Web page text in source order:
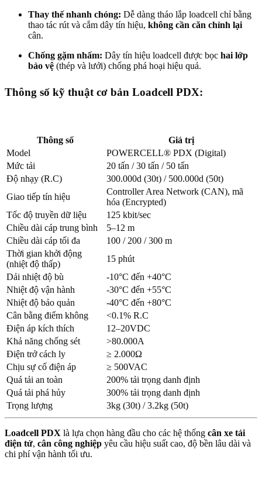
Thay thế nhanh chóng: Dễ dàng tháo lắp loadcell chỉ bằng
thao tác rút và cắm dây tín hiệu, không cần căn chỉnh lại
cân.
Chống gặm nhấm: Dây tín hiệu loadcell được bọc hai lớp
bảo vệ (thép và lưới) chống phá hoại hiệu quả.
Thông số kỹ thuật cơ bản Loadcell PDX:
Thông số
Giá trị
Model
POWERCELL® PDX (Digital)
Mức tải
20 tấn / 30 tấn / 50 tấn
Độ nhạy (R.C)
300.000d (30t) / 500.000d (50t)
Giao tiếp tín hiệu
Controller Area Network (CAN), mã
hóa (Encrypted)
Tốc độ truyền dữ liệu
125 kbit/sec
Chiều dài cáp trung bình
5–12 m
Chiều dài cáp tối đa
100 / 200 / 300 m
Thời gian khởi động
(nhiệt độ thấp)
15 phút
Dải nhiệt độ bù
-10°C đến +40°C
Nhiệt độ vận hành
-30°C đến +55°C
Nhiệt độ bảo quản
-40°C đến +80°C
Cân bằng điểm không
<0.1% R.C
Điện áp kích thích
12–20VDC
Khả năng chống sét
>80.000A
Điện trở cách ly
≥ 2.000Ω
Chịu sự cố điện áp
≥ 500VAC
Quá tải an toàn
200% tải trọng danh định
Quá tải phá hủy
300% tải trọng danh định
Trọng lượng
3kg (30t) / 3.2kg (50t)
Loadcell PDX là lựa chọn hàng đầu cho các hệ thống cân xe tải
điện tử, cân công nghiệp yêu cầu hiệu suất cao, độ bền lâu dài và
chi phí vận hành tối ưu.